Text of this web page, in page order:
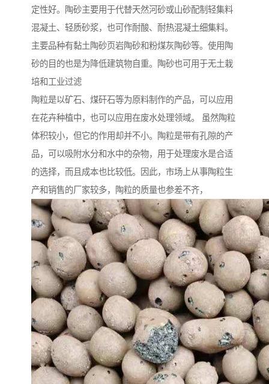
定性好。陶砂主要用于代替天然河砂或山砂配制轻集料
混凝土、轻质砂浆，也可作耐酸、耐热混凝土细集料。
主要品种有黏土陶砂页岩陶砂和粉煤灰陶砂等。使用陶
砂的目的也是为降低建筑物自重。陶砂也可用于无土栽
培和工业过滤
陶粒是以矿石、煤矸石等为原料制作的产品，可以应用
在花卉种植中，也可以应用在废水处理领域。 虽然陶粒
体积较小，但它的作用却并不小。陶粒是带有孔隙的产
品，可以吸附水分和水中的杂物，用于处理废水是合适
的选择，而且成本也比较低。因此，市场上从事陶粒生
产和销售的厂家较多，陶粒的质量也参差不齐，